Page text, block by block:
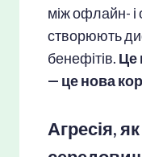
між офлайн-
створюють
бенефітів. Це
— це нова
Агресія,